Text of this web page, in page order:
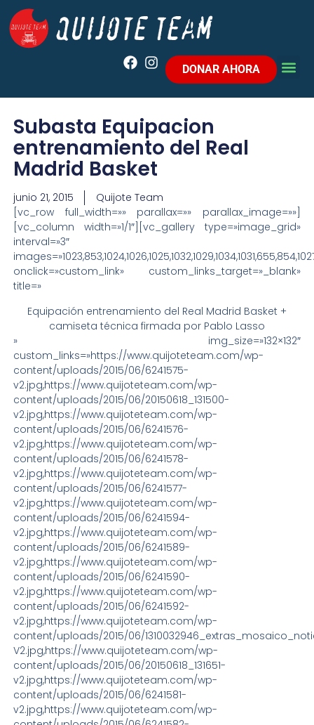
DONAR AHORA
Subasta Equipacion
entrenamiento del Real
Madrid Basket
junio 21, 2015
Quijote Team
[vc_row full_width=»» parallax=»» parallax_image=»»]
[vc_column width=»1/1″][vc_gallery type=»image_grid»
interval=»3″
onclick=»custom_link» custom_links_target=»_blank»
title=»
Equipación entrenamiento del Real Madrid Basket +
camiseta técnica firmada por Pablo Lasso
» img_size=»132×132″
custom_links=»https://www.quijoteteam.com/wp-
content/uploads/2015/06/6241575-
v2.jpg,https://www.quijoteteam.com/wp-
content/uploads/2015/06/20150618_131500-
v2.jpg,https://www.quijoteteam.com/wp-
content/uploads/2015/06/6241576-
v2.jpg,https://www.quijoteteam.com/wp-
content/uploads/2015/06/6241578-
v2.jpg,https://www.quijoteteam.com/wp-
content/uploads/2015/06/6241577-
v2.jpg,https://www.quijoteteam.com/wp-
content/uploads/2015/06/6241594-
v2.jpg,https://www.quijoteteam.com/wp-
content/uploads/2015/06/6241589-
v2.jpg,https://www.quijoteteam.com/wp-
content/uploads/2015/06/6241590-
v2.jpg,https://www.quijoteteam.com/wp-
content/uploads/2015/06/6241592-
v2.jpg,https://www.quijoteteam.com/wp-
content/uploads/2015/06/
V2.jpg,https://www.quijoteteam.com/wp-
content/uploads/2015/06/20150618_131651-
v2.jpg,https://www.quijoteteam.com/wp-
content/uploads/2015/06/6241581-
v2.jpg,https://www.quijoteteam.com/wp-